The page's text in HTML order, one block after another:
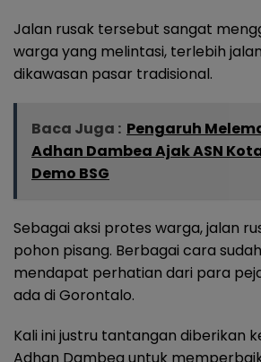
Jalan rusak tersebut sangat
warga yang melintasi, terlebih
dikawasan pasar tradisional.
Baca Juga : Pengaruh
Adhan Dambea Ajak ASN
Demo BSG
Sebagai aksi protes warga, jalan
pohon pisang. Berbagai cara
mendapat perhatian dari para
ada di Gorontalo.
Kali ini justru tantangan diberikan
Adhan Dambea untuk